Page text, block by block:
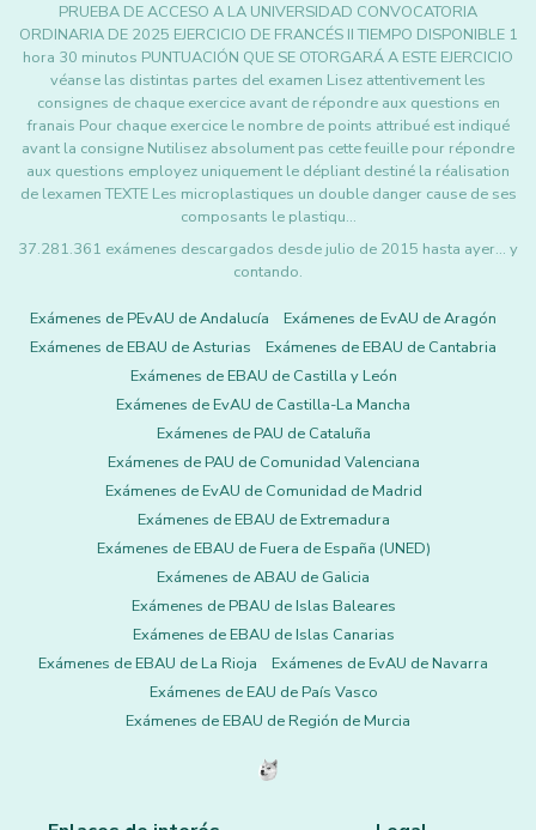
PRUEBA DE ACCESO A LA UNIVERSIDAD CONVOCATORIA
ORDINARIA DE 2025 EJERCICIO DE FRANCÉS II TIEMPO DISPONIBLE 1
hora 30 minutos PUNTUACIÓN QUE SE OTORGARÁ A ESTE EJERCICIO
véanse las distintas partes del examen Lisez attentivement les
consignes de chaque exercice avant de répondre aux questions en
franais Pour chaque exercice le nombre de points attribué est indiqué
avant la consigne Nutilisez absolument pas cette feuille pour répondre
aux questions employez uniquement le dépliant destiné la réalisation
de lexamen TEXTE Les microplastiques un double danger cause de ses
composants le plastiqu…
37.281.361 exámenes descargados desde julio de 2015 hasta ayer... y
contando.
Exámenes de PEvAU de Andalucía
Exámenes de EvAU de Aragón
Exámenes de EBAU de Asturias
Exámenes de EBAU de Cantabria
Exámenes de EBAU de Castilla y León
Exámenes de EvAU de Castilla-La Mancha
Exámenes de PAU de Cataluña
Exámenes de PAU de Comunidad Valenciana
Exámenes de EvAU de Comunidad de Madrid
Exámenes de EBAU de Extremadura
Exámenes de EBAU de Fuera de España (UNED)
Exámenes de ABAU de Galicia
Exámenes de PBAU de Islas Baleares
Exámenes de EBAU de Islas Canarias
Exámenes de EBAU de La Rioja
Exámenes de EvAU de Navarra
Exámenes de EAU de País Vasco
Exámenes de EBAU de Región de Murcia